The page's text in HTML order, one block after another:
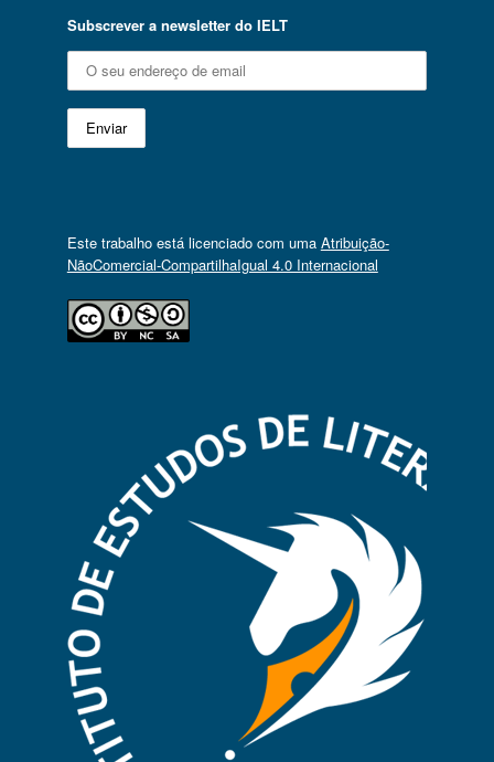
Subscrever a newsletter do IELT
Este trabalho está licenciado com uma Atribuição-
NãoComercial-CompartilhaIgual 4.0 Internacional